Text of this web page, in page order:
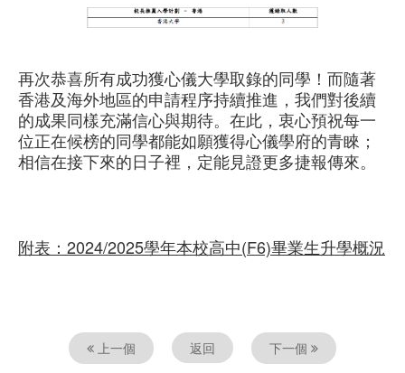
再次恭喜所有成功獲心儀大學取錄的同學！而隨著
香港及海外地區的申請程序持續推進，我們對後續
的成果同樣充滿信心與期待。在此，衷心預祝每一
位正在候榜的同學都能如願獲得心儀學府的青睞；
相信在接下來的日子裡，定能見證更多捷報傳來。
附表：2024/2025學年本校高中(F6)畢業生升學概況
上一個 返回 下一個